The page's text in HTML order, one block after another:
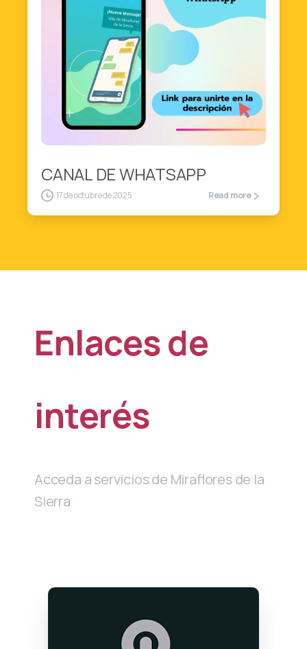
10
CANAL DE WHATSAPP
17 de octubre de 2025 Read more
Enlacesde
interés
Acceda a servicios de Miraflores de la
Sierra